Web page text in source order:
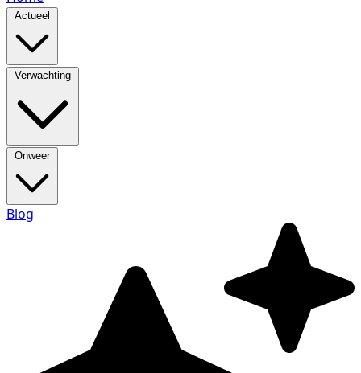
Actueel
Verwachting
Onweer
Blog